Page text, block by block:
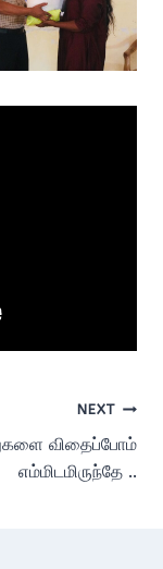
NEXT
விதைப்போம்
எம்மிடமிருந்தே ..